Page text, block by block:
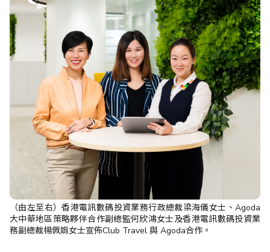
（由左至右）香港電訊數碼投資業務行政總裁梁海儀女士、Agoda
大中華地區策略夥伴合作副總監何欣鴻女士及香港電訊數碼投資業
務副總裁楊佩娟女士宣佈Club Travel 與 Agoda合作。